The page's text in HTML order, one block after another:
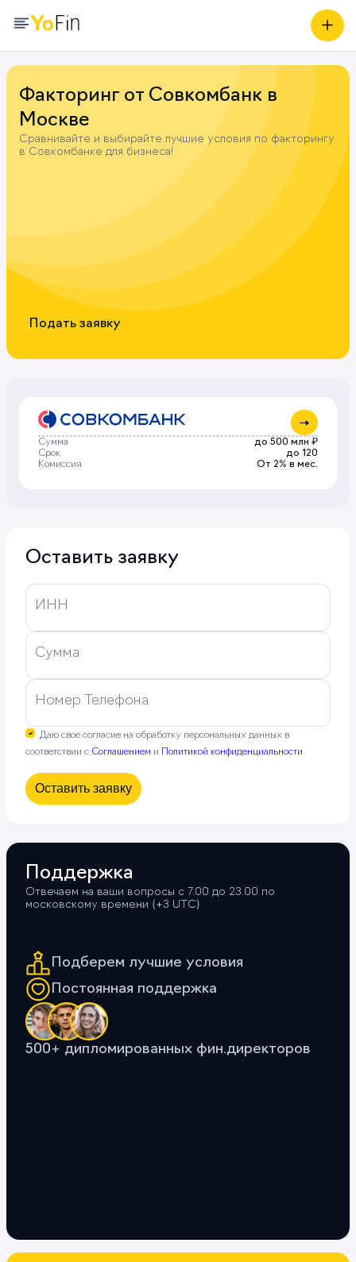
Факторинг от Совкомбанк в
Москве
Сравнивайте и выбирайте лучшие условия по факторингу
в Совкомбанке для бизнеса!
Подать заявку
Сумма
до 500 млн ₽
Срок
до 120
Комиссия
От 2% в мес.
Оставить заявку
ИНН
Сумма
Номер Телефона
Даю свое согласие на обработку персональных данных в
соответствии с Соглашением и Политикой конфиденциальности
Оставить заявку
Поддержка
Отвечаем на ваши вопросы с 7.00 до 23.00 по
московскому времени (+3 UTС)
Подберем лучшие условия
Постоянная поддержка
500+ дипломированных фин.директоров